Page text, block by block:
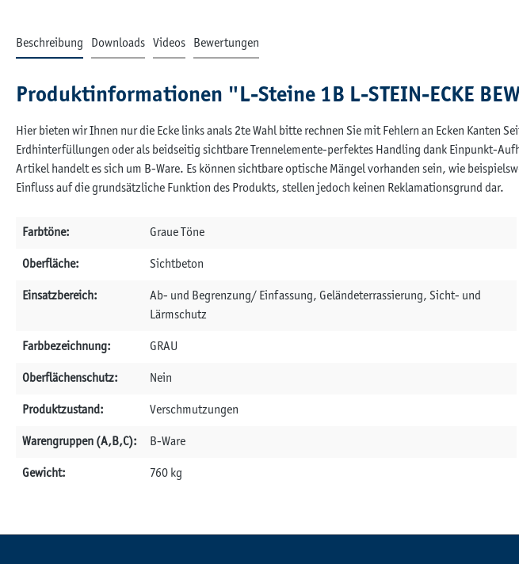
Beschreibung Downloads Videos Bewertungen
Produktinformationen "L-Steine 1B L-STEIN-ECKE
Hier bieten wir Ihnen nur die Ecke links anals 2te Wahl bitte rechnen Sie mit Fehlern an Ecken
Erdhinterfüllungen oder als beidseitig sichtbare Trennelemente-perfektes Handling dank Einpunkt-
Artikel handelt es sich um B-Ware. Es können sichtbare optische Mängel vorhanden sein, wie
Einfluss auf die grundsätzliche Funktion des Produkts, stellen jedoch keinen Reklamationsgrund dar.
Farbtöne: Graue Töne
Oberfläche: Sichtbeton
Einsatzbereich:
Ab- und Begrenzung/ Einfassung, Geländeterrassierung, Sicht- und
Lärmschutz
Farbbezeichnung: GRAU
Oberflächenschutz: Nein
Produktzustand: Verschmutzungen
Warengruppen (A,B,C): B-Ware
Gewicht: 760 kg